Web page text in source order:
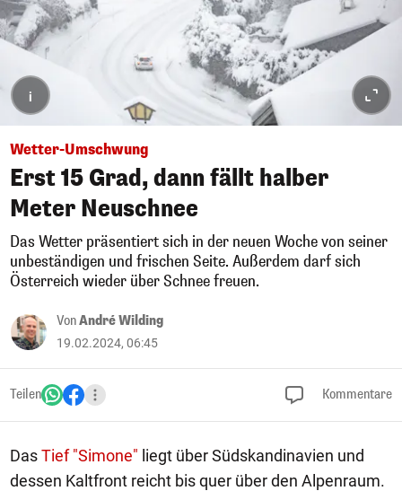
i
Wetter-Umschwung
Erst 15 Grad, dann fällt halber
Meter Neuschnee
Das Wetter präsentiert sich in der neuen Woche von seiner
unbeständigen und frischen Seite. Außerdem darf sich
Österreich wieder über Schnee freuen.
VonAndré Wilding
19.02.2024, 06:45
Teilen Kommentare
DasTief "Simone" liegt über Südskandinavien und
dessen Kaltfront reicht bis quer über den Alpenraum.